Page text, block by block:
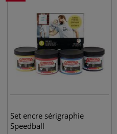
Set encre sérigraphie
Speedball